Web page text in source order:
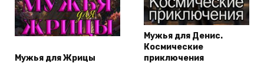
Мужья для Жрицы
Мужья для Денис.
Космические
приключения